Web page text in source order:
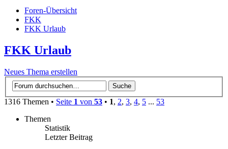
Foren-Übersicht
FKK
FKK Urlaub
FKK Urlaub
Neues Thema erstellen
1316 Themen • Seite 1 von 53 • 1, 2, 3, 4, 5 ... 53
Themen
Statistik
Letzter Beitrag